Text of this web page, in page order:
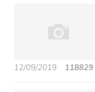
12/09/2019 118829